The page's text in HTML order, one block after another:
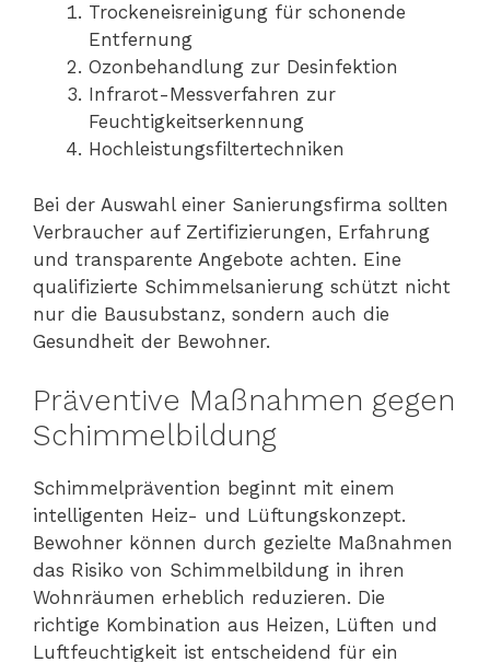
Trockeneisreinigung für schonende
Entfernung
Ozonbehandlung zur Desinfektion
Infrarot-Messverfahren zur
Feuchtigkeitserkennung
Hochleistungsfiltertechniken
Bei der Auswahl einer Sanierungsfirma sollten
Verbraucher auf Zertifizierungen, Erfahrung
und transparente Angebote achten. Eine
qualifizierte Schimmelsanierung schützt nicht
nur die Bausubstanz, sondern auch die
Gesundheit der Bewohner.
Präventive Maßnahmen gegen
Schimmelbildung
Schimmelprävention beginnt mit einem
intelligenten Heiz- und Lüftungskonzept.
Bewohner können durch gezielte Maßnahmen
das Risiko von Schimmelbildung in ihren
Wohnräumen erheblich reduzieren. Die
richtige Kombination aus Heizen, Lüften und
Luftfeuchtigkeit ist entscheidend für ein